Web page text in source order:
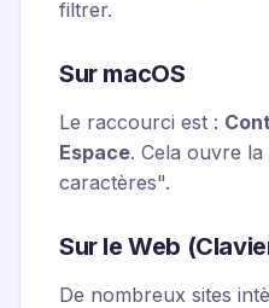
filtrer.
Sur macOS
Le raccourci est :
Espace. Cela ouvre
caractères".
Sur le Web
De nombreux sites